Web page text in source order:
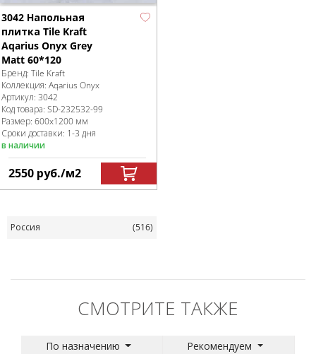
3042 Напольная
плитка Tile Kraft
Aqarius Onyx Grey
Matt 60*120
Бренд: Tile Kraft
Коллекция: Aqarius Onyx
Артикул: 3042
Код товара: SD-232532-99
Размер: 600x1200 мм
Сроки доставки: 1-3 дня
в наличии
2550 руб./м2
Россия (516)
СМОТРИТЕ ТАКЖЕ
По назначению
Рекомендуем